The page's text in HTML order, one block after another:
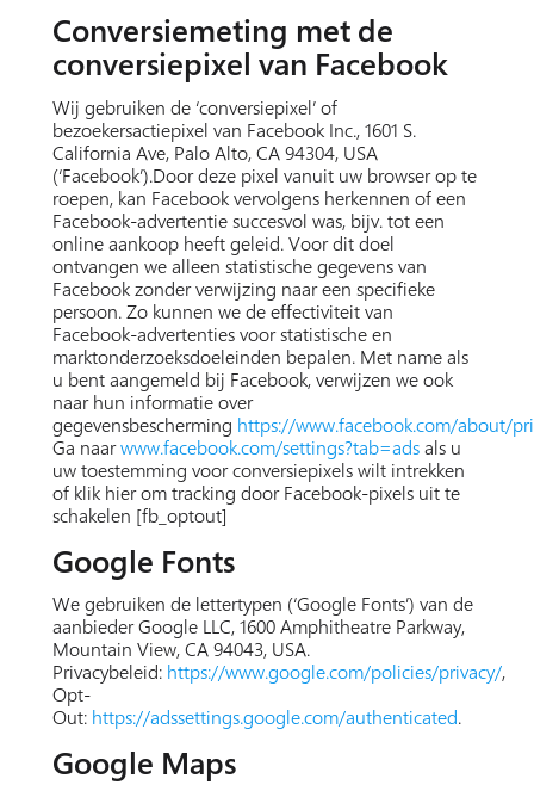
Conversiemeting met de
conversiepixel van Facebook
Wij gebruiken de ‘conversiepixel’ of
bezoekersactiepixel van Facebook Inc., 1601 S.
California Ave, Palo Alto, CA 94304, USA
(‘Facebook’).Door deze pixel vanuit uw browser op te
roepen, kan Facebook vervolgens herkennen of een
Facebook-advertentie succesvol was, bijv. tot een
online aankoop heeft geleid. Voor dit doel
ontvangen we alleen statistische gegevens van
Facebook zonder verwijzing naar een specifieke
persoon. Zo kunnen we de effectiviteit van
Facebook-advertenties voor statistische en
marktonderzoeksdoeleinden bepalen. Met name als
u bent aangemeld bij Facebook, verwijzen we ook
naar hun informatie over
gegevensbescherming https://www.facebook.com/about/
Ga naarwww.facebook.com/settings?tab=adsals u
uw toestemming voor conversiepixels wilt intrekken
of klik hier om tracking door Facebook-pixels uit te
schakelen [fb_optout]
Google Fonts
We gebruiken de lettertypen (‘Google Fonts’) van de
aanbieder Google LLC, 1600 Amphitheatre Parkway,
Mountain View, CA 94043, USA.
Privacybeleid: https://www.google.com/policies/privacy/,
Opt-
Out: https://adssettings.google.com/authenticated.
Google Maps